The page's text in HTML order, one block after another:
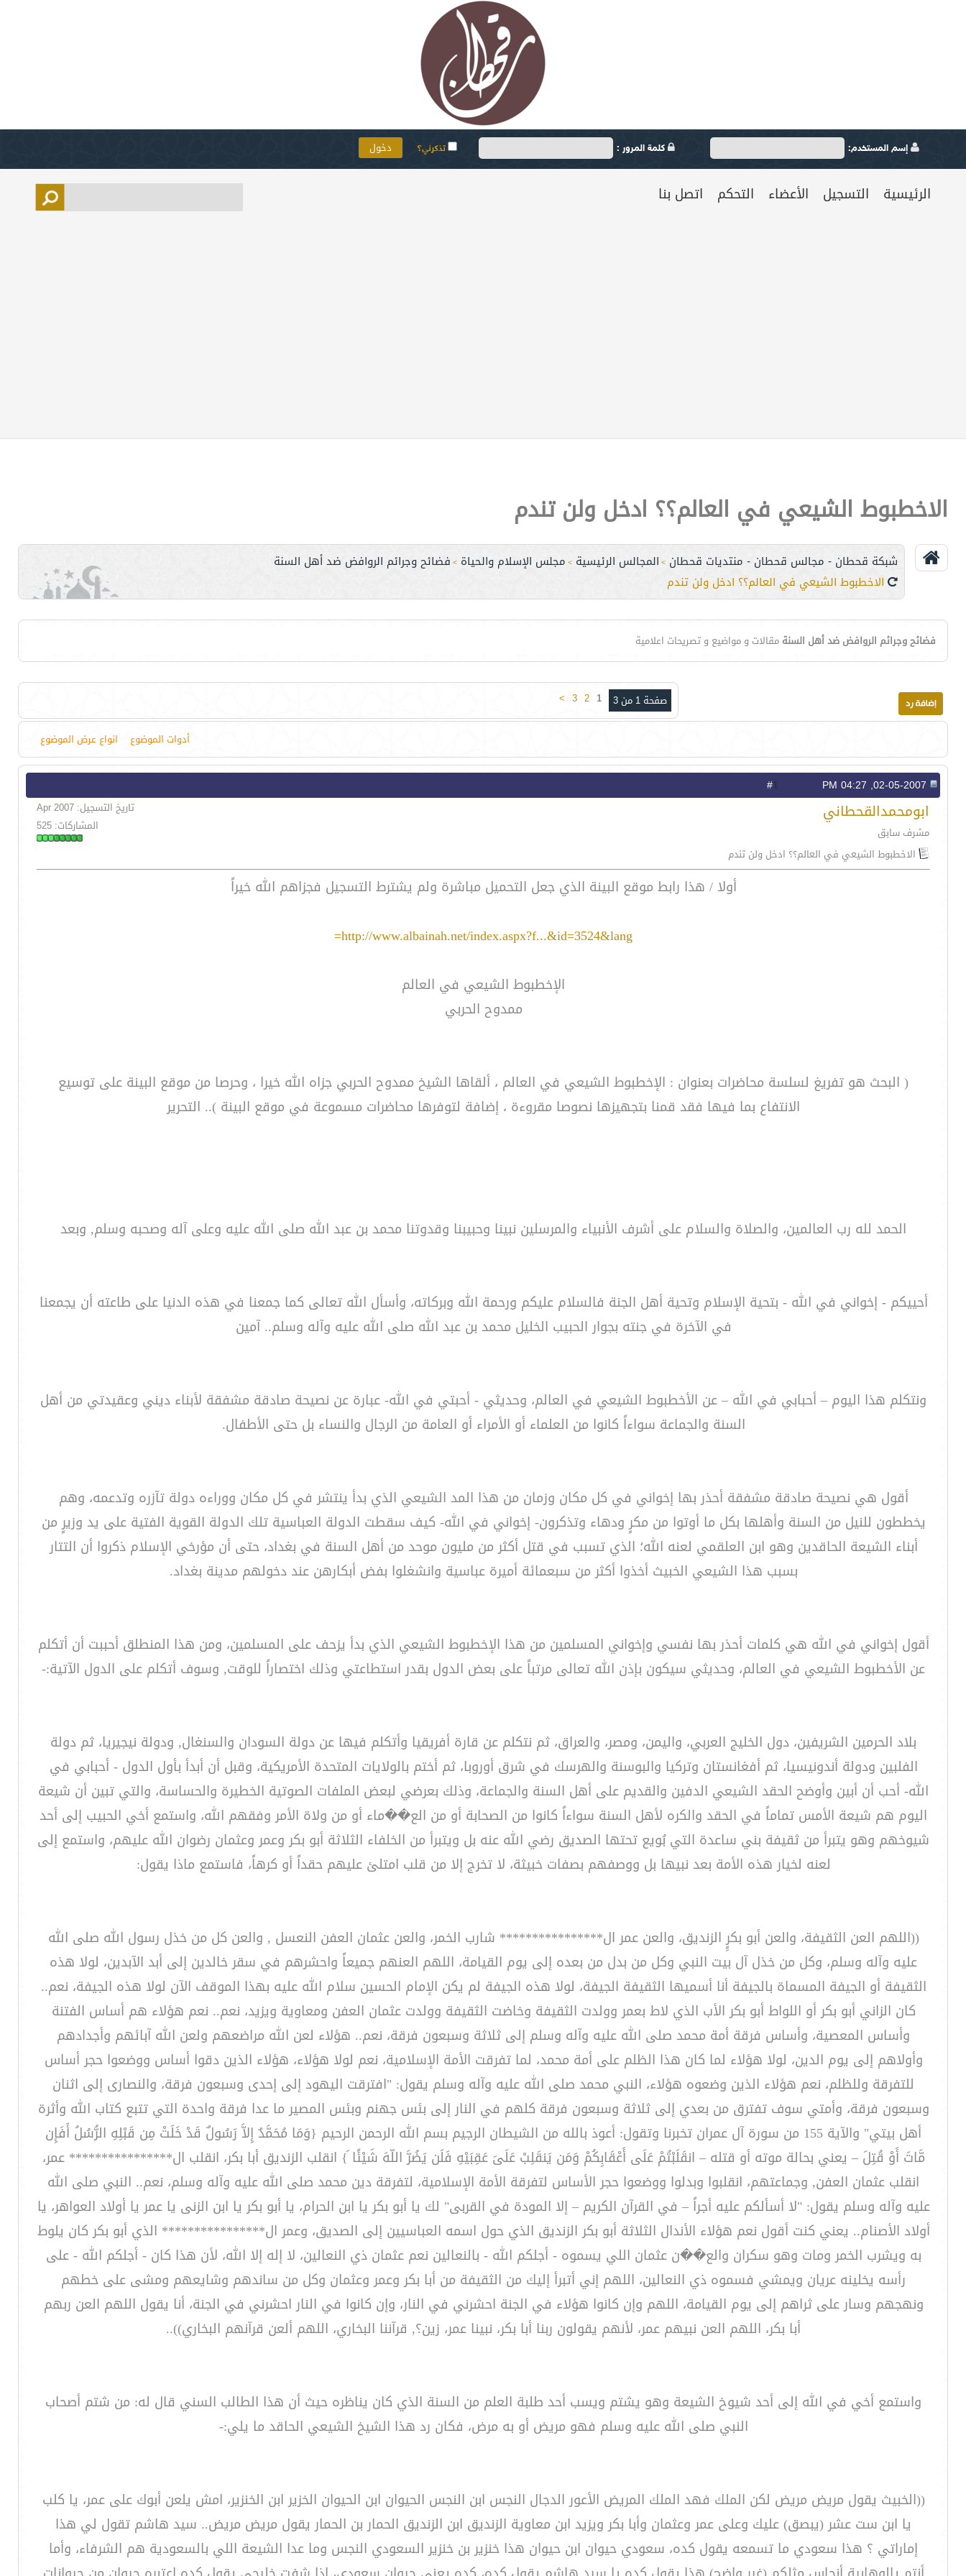
إسم المستخدم: كلمة المرور : تذكرني؟
الرئيسية التسجيل الأعضاء التحكم اتصل بنا
الاخطبوط الشيعي في العالم؟؟ ادخل ولن تندم
شبكة قحطان - مجالس قحطان - منتديات قحطان > المجالس الرئيسية > مجلس الإسلام والحياة > فضائح وجرائم الروافض ضد أهل السنة
الاخطبوط الشيعي في العالم؟؟ ادخل ولن تندم
فضائح وجرائم الروافض ضد أهل السنة مقالات و مواضيع و تصريحات اعلامية
صفحة 1 من 3 1
2
3
>
أدوات الموضوع انواع عرض الموضوع
1
ابومحمدالقحطاني
مشرف سابق
تاريخ التسجيل: Apr 2007
المشاركات: 525
الاخطبوط الشيعي في العالم؟؟ ادخل ولن تندم
أولا / هذا رابط موقع البينة الذي جعل التحميل مباشرة ولم يشترط التسجيل فجزاهم الله خيراً
http://www.albainah.net/index.aspx?f...&id=3524&lang=
الإخطبوط الشيعي في العالم
ممدوح الحربي
( البحث هو تفريغ لسلسة محاضرات بعنوان : الإخطبوط الشيعي في العالم ، ألقاها الشيخ ممدوح الحربي جزاه الله خيرا ، وحرصا من موقع البينة على توسيع
الانتفاع بما فيها فقد قمنا بتجهيزها نصوصا مقروءة ، إضافة لتوفرها محاضرات مسموعة في موقع البينة ).. التحرير
الحمد لله رب العالمين، والصلاة والسلام على أشرف الأنبياء والمرسلين نبينا وحبيبنا وقدوتنا محمد بن عبد الله صلى الله عليه وعلى آله وصحبه وسلم, وبعد
أحييكم - إخواني في الله - بتحية الإسلام وتحية أهل الجنة فالسلام عليكم ورحمة الله وبركاته، وأسأل الله تعالى كما جمعنا في هذه الدنيا على طاعته أن يجمعنا
في الآخرة في جنته بجوار الحبيب الخليل محمد بن عبد الله صلى الله عليه وآله وسلم.. آمين
ونتكلم هذا اليوم – أحبابي في الله – عن الأخطبوط الشيعي في العالم، وحديثي - أحبتي في الله- عبارة عن نصيحة صادقة مشفقة لأبناء ديني وعقيدتي من أهل
السنة والجماعة سواءاً كانوا من العلماء أو الأمراء أو العامة من الرجال والنساء بل حتى الأطفال.
أقول هي نصيحة صادقة مشفقة أحذر بها إخواني في كل مكان وزمان من هذا المد الشيعي الذي بدأ ينتشر في كل مكان ووراءه دولة تآزره وتدعمه، وهم
يخططون للنيل من السنة وأهلها بكل ما أوتوا من مكرٍ ودهاء وتذكرون- إخواني في الله- كيف سقطت الدولة العباسية تلك الدولة القوية الفتية على يد وزيرٍ من
أبناء الشيعة الحاقدين وهو ابن العلقمي لعنه الله؛ الذي تسبب في قتل أكثر من مليون موحد من أهل السنة في بغداد، حتى أن مؤرخي الإسلام ذكروا أن التتار
بسبب هذا الشيعي الخبيث أخذوا أكثر من سبعمائة أميرة عباسية وانشغلوا بفض أبكارهن عند دخولهم مدينة بغداد.
أقول إخواني في الله هي كلمات أحذر بها نفسي وإخواني المسلمين من هذا الإخطبوط الشيعي الذي بدأ يزحف على المسلمين، ومن هذا المنطلق أحببت أن أتكلم
عن الأخطبوط الشيعي في العالم، وحديثي سيكون بإذن الله تعالى مرتباً على بعض الدول بقدر استطاعتي وذلك اختصاراً للوقت, وسوف أتكلم على الدول الآتية:-
بلاد الحرمين الشريفين، دول الخليج العربي، واليمن، ومصر، والعراق، ثم نتكلم عن قارة أفريقيا وأتكلم فيها عن دولة السودان والسنغال, ودولة نيجيريا، ثم دولة
الفلبين ودولة أندونيسيا، ثم أفغانستان وتركيا والبوسنة والهرسك في شرق أوروبا، ثم أختم بالولايات المتحدة الأمريكية، وقبل أن أبدأ بأول الدول - أحبابي في
الله- أحب أن أبين وأوضح الحقد الشيعي الدفين والقديم على أهل السنة والجماعة، وذلك بعرضي لبعض الملفات الصوتية الخطيرة والحساسة، والتي تبين أن شيعة
اليوم هم شيعة الأمس تماماً في الحقد والكره لأهل السنة سواءاً كانوا من الصحابة أو من الع��ماء أو من ولاة الأمر وفقهم الله، واستمع أخي الحبيب إلى أحد
شيوخهم وهو يتبرأ من ثقيفة بني ساعدة التي بُويع تحتها الصديق رضي الله عنه بل ويتبرأ من الخلفاء الثلاثة أبو بكر وعمر وعثمان رضوان الله عليهم، واستمع إلى
لعنه لخيار هذه الأمة بعد نبيها بل ووصفهم بصفات خبيثة، لا تخرج إلا من قلب امتلئ عليهم حقداً أو كرهاً، فاستمع ماذا يقول:
((اللهم العن الثقيفة، والعن أبو بكرٍِ الزنديق، والعن عمر ال**************** شارب الخمر، والعن عثمان العفن النعسل , والعن كل من خذل رسول الله صلى الله
عليه وآله وسلم، وكل من خذل آل بيت النبي وكل من بدل من بعده إلى يوم القيامة، اللهم العنهم جميعاً واحشرهم في سقر خالدين إلى أبد الآبدين، لولا هذه
الثقيفة أو الجيفة المسماة بالجيفة أنا أسميها الثقيفة الجيفة، لولا هذه الجيفة لم يكن الإمام الحسين سلام الله عليه بهذا الموقف الآن لولا هذه الجيفة، نعم..
كان الزاني أبو بكر أو اللواط أبو بكر الأب الذي لاط بعمر وولدت الثقيفة وخاضت الثقيفة وولدت عثمان العفن ومعاوية ويزيد، نعم.. نعم هؤلاء هم أساس الفتنة
وأساس المعصية، وأساس فرقة أمة محمد صلى الله عليه وآله وسلم إلى ثلاثة وسبعون فرقة، نعم.. هؤلاء لعن الله مراضعهم ولعن الله آبائهم وأجدادهم
وأولاهم إلى يوم الدين، لولا هؤلاء لما كان هذا الظلم على أمة محمد، لما تفرقت الأمة الإسلامية، نعم لولا هؤلاء، هؤلاء الذين دقوا أساس ووضعوا حجر أساس
للتفرقة وللظلم، نعم هؤلاء الذين وضعوه هؤلاء، النبي محمد صلى الله عليه وآله وسلم يقول: "افترقت اليهود إلى إحدى وسبعون فرقة، والنصارى إلى اثنان
وسبعون فرقة، وأمتي سوف تفترق من بعدي إلى ثلاثة وسبعون فرقة كلهم في النار إلى بئس جهنم وبئس المصير ما عدا فرقة واحدة التي تتبع كتاب الله وأثرة
أهل بيتي" والآية 155 من سورة آل عمران تخبرنا وتقول: أعوذ بالله من الشيطان الرجيم بسم الله الرحمن الرحيم {وَمَا مُحَمَّدٌ إِلاَّ رَسُولٌ قَدْ خَلَتْ مِن قَبْلِهِ الرُّسُلُ أَفَإِن
مَّاتَ أَوْ قُتِلَ – يعني بحالة موته أو قتله – انقَلَبْتُمْ عَلَى أَعْقَابِكُمْ وَمَن يَنقَلِبْ عَلَىَ عَقِبَيْهِ فَلَن يَضُرَّ اللّهَ شَيْئًا َ} انقلب الزنديق أبا بكر، انقلب ال**************** عمر،
انقلب عثمان العفن, وجماعتهم، انقلبوا وبدلوا ووضعوا حجر الأساس لتفرقة الأمة الإسلامية، لتفرقة دين محمد صلى الله عليه وآله وسلم، نعم.. النبي صلى الله
عليه وآله وسلم يقول: "لا أسألكم عليه أجراً – في القرآن الكريم – إلا المودة في القربى" لك يا أبو بكر يا ابن الحرام، يا أبو بكر يا ابن الزنى يا عمر يا أولاد العواهر، يا
أولاد الأصنام.. يعني كنت أقول نعم هؤلاء الأندال الثلاثة أبو بكر الزنديق الذي حول اسمه العباسيين إلى الصديق، وعمر ال**************** الذي أبو بكر كان يلوط
به ويشرب الخمر ومات وهو سكران والع��ن عثمان اللي يسموه - أجلكم الله - بالنعالين نعم عثمان ذي النعالين، لا إله إلا الله، لأن هذا كان - أجلكم الله - على
رأسه يخلينه عريان ويمشي فسموه ذي النعالين، اللهم إني أتبرأ إليك من الثقيفة من أبا بكر وعمر وعثمان وكل من ساندهم وشايعهم ومشى على خطهم
ونهجهم وسار على ثراهم إلى يوم القيامة، اللهم وإن كانوا هؤلاء في الجنة احشرني في النار، وإن كانوا في النار احشرني في الجنة، أنا يقول اللهم العن ربهم
أبا بكر، اللهم العن نبيهم عمر، لأنهم يقولون ربنا أبا بكر، نبينا عمر، زين؟, قرآننا البخاري، اللهم ألعن قرآنهم البخاري))..
واستمع أخي في الله إلى أحد شيوخ الشيعة وهو يشتم ويسب أحد طلبة العلم من السنة الذي كان يناظره حيث أن هذا الطالب السني قال له: من شتم أصحاب
النبي صلى الله عليه وسلم فهو مريض أو به مرض، فكان رد هذا الشيخ الشيعي الحاقد ما يلي:-
((الخبيث يقول مريض مريض لكن الملك فهد الملك المريض الأعور الدجال النجس ابن النجس الحيوان ابن الحيوان الخزير ابن الخنزير، امش يلعن أبوك على عمر، يا كلب
يا ابن ست عشر (يبصق) عليك وعلى عمر وعثمان وأبا بكر ويزيد ابن معاوية الزنديق ابن الزنديق الحمار بن الحمار يقول مريض مريض.. سيد هاشم تقول لي هذا
إماراتي ؟ هذا سعودي ما تسمعه يقول كده، سعودي حيوان ابن حيوان هذا خنزير بن خنزير السعودي النجس وما عدا الشيعة اللي بالسعودية هم الشرفاء، وأما